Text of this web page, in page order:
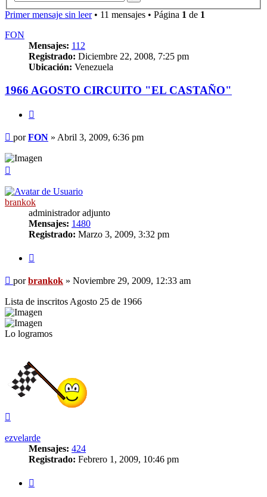
Primer mensaje sin leer• 11 mensajes • Página 1 de 1
FON
Mensajes: 112
Registrado: Diciembre 22, 2008, 7:25 pm
Ubicación: Venezuela
1966 AGOSTO CIRCUITO "EL CASTAÑO"
Mensaje
sin
leer
porFON » Abril 3, 2009, 6:36 pm
brankok
administrador adjunto
Mensajes: 1480
Registrado: Marzo 3, 2009, 3:32 pm
Mensaje
sin
leer
porbrankok » Noviembre 29, 2009, 12:33 am
Lista de inscritos Agosto 25 de 1966
Lo logramos
ezvelarde
Mensajes: 424
Registrado: Febrero 1, 2009, 10:46 pm